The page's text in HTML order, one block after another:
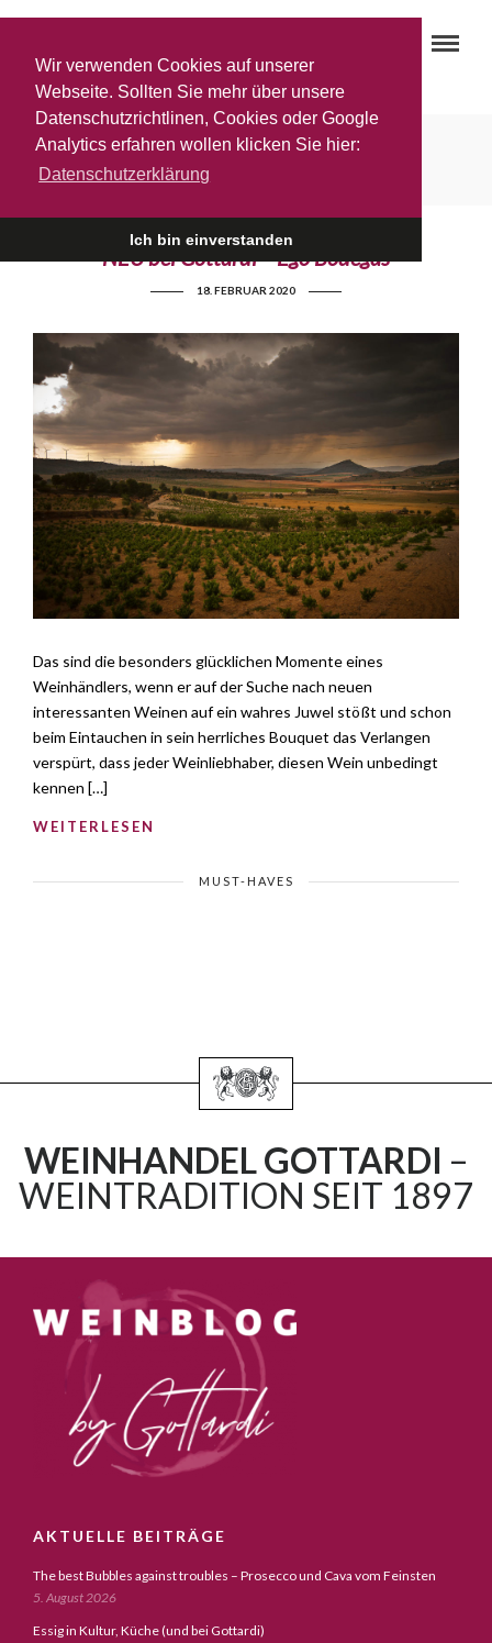
Wir verwenden Cookies auf unserer
Webseite. Sollten Sie mehr über unsere
Datenschutzrichtlinen, Cookies oder Google
Analytics erfahren wollen klicken Sie hier:
Datenschutzerklärung
Ich bin einverstanden
Sauvignon Blanc
NEU bei Gottardi – Ego Bodegas
18. FEBRUAR 2020
Das sind die besonders glücklichen Momente eines
Weinhändlers, wenn er auf der Suche nach neuen
interessanten Weinen auf ein wahres Juwel stößt und schon
beim Eintauchen in sein herrliches Bouquet das Verlangen
verspürt, dass jeder Weinliebhaber, diesen Wein unbedingt
kennen […]
WEITERLESEN
MUST-HAVES
WEINHANDEL GOTTARDI –
WEINTRADITION SEIT 1897
AKTUELLE BEITRÄGE
The best Bubbles against troubles – Prosecco und Cava vom Feinsten
5. August 2026
Essig in Kultur, Küche (und bei Gottardi)